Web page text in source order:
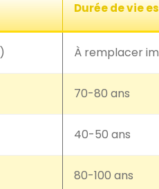
Durée de vie
À remplacer
70-80 ans
40-50 ans
80-100 ans